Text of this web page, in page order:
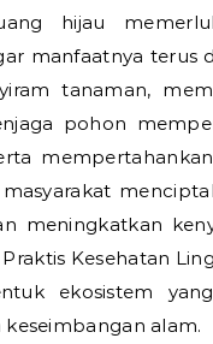
hijau
manfaatnya terus
tanaman,
pohon
meningkatkan
Praktis Kesehatan
ekosistem
alam.